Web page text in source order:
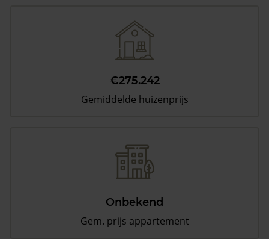
€275.242
Gemiddelde huizenprijs
Onbekend
Gem. prijs appartement